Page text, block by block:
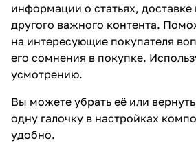
информации о статьях, доставке
другого важного контента.
на интересующие покупателя
его сомнения в покупке.
усмотрению.
Вы можете убрать её или
одну галочку в настройках
удобно.